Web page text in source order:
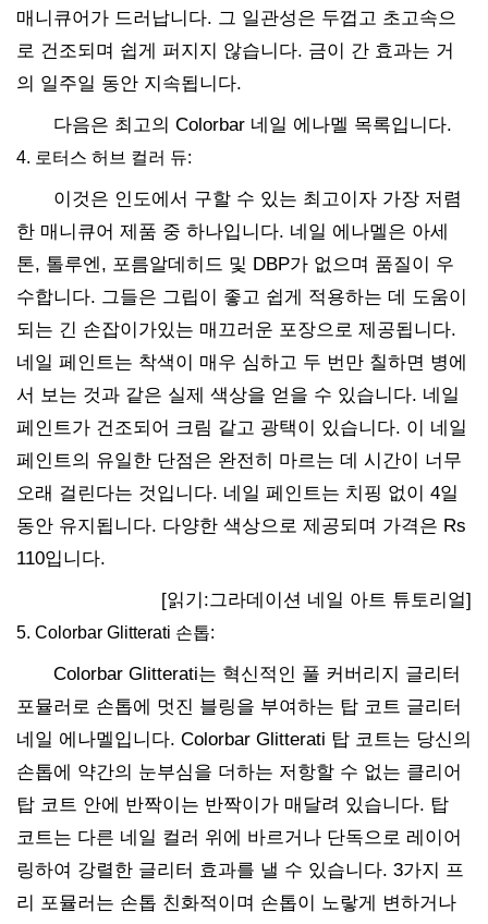
매니큐어가 드러납니다. 그 일관성은 두껍고 초고속으
로 건조되며 쉽게 퍼지지 않습니다. 금이 간 효과는 거
의 일주일 동안 지속됩니다.
다음은 최고의 Colorbar 네일 에나멜 목록입니다.
4. 로터스 허브 컬러 듀:
이것은 인도에서 구할 수 있는 최고이자 가장 저렴
한 매니큐어 제품 중 하나입니다. 네일 에나멜은 아세
톤, 톨루엔, 포름알데히드 및 ​​DBP가 없으며 품질이 우
수합니다. 그들은 그립이 좋고 쉽게 적용하는 데 도움이
되는 긴 손잡이가있는 매끄러운 포장으로 제공됩니다.
네일 페인트는 착색이 매우 심하고 두 번만 칠하면 병에
서 보는 것과 같은 실제 색상을 얻을 수 있습니다. 네일
페인트가 건조되어 크림 같고 광택이 있습니다. 이 네일
페인트의 유일한 단점은 완전히 마르는 데 시간이 너무
오래 걸린다는 것입니다. 네일 페인트는 치핑 없이 4일
동안 유지됩니다. 다양한 색상으로 제공되며 가격은 Rs
110입니다.
[읽기:그라데이션 네일 아트 튜토리얼]
5. Colorbar Glitterati 손톱:
Colorbar Glitterati는 혁신적인 풀 커버리지 글리터
포뮬러로 손톱에 멋진 블링을 부여하는 탑 코트 글리터
네일 에나멜입니다. Colorbar Glitterati 탑 코트는 당신의
손톱에 약간의 눈부심을 더하는 저항할 수 없는 클리어
탑 코트 안에 반짝이는 반짝이가 매달려 있습니다. 탑
코트는 다른 네일 컬러 위에 바르거나 단독으로 레이어
링하여 강렬한 글리터 효과를 낼 수 있습니다. 3가지 프
리 포뮬러는 손톱 친화적이며 손톱이 노랗게 변하거나